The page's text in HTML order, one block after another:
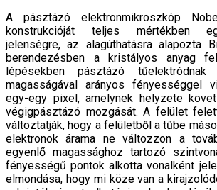
A pásztázó elektronmikroszkóp
konstrukcióját teljes mértékben
jelenségre, az alagúthatásra alapozta
berendezésben a kristályos anyag
lépésekben pásztázó
magasságával arányos fényességgel
egy-egy pixel, amelynek helyzete
végigpásztázó mozgását. A felület
változtatják, hogy a felületből a tűbe
elektronok árama ne változzon a
egyenlő magassághoz tartozó
fényességű pontok alkotta vonalként
elmondása, hogy mi köze van a